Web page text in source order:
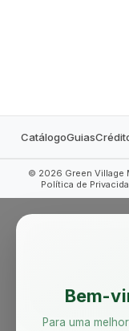
CatálogoGuias
© 2026 Green
Política de
Bem-
Para uma